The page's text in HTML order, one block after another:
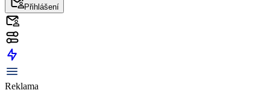
Přihlášení
Reklama